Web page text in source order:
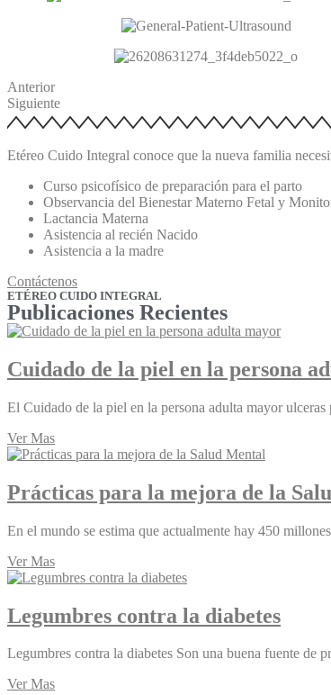
Anterior
Siguiente
Etéreo Cuido Integral conoce que la nueva familia
Curso psicofísico de preparación para el parto
Observancia del Bienestar Materno Fetal y
Lactancia Materna
Asistencia al recién Nacido
Asistencia a la madre
Contáctenos
ETÉREO CUIDO INTEGRAL
Publicaciones Recientes
Cuidado de la piel en la persona
El Cuidado de la piel en la persona adulta mayor
Ver Mas
Prácticas para la mejora de la
En el mundo se estima que actualmente hay 450
Ver Mas
Legumbres contra la diabetes
Legumbres contra la diabetes Son una buena fuente de
Ver Mas